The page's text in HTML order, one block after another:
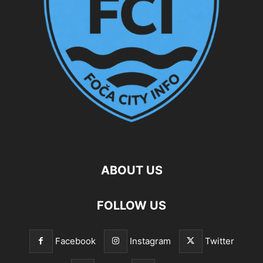
ABOUT US
FOLLOW US
Facebook Instagram Twitter